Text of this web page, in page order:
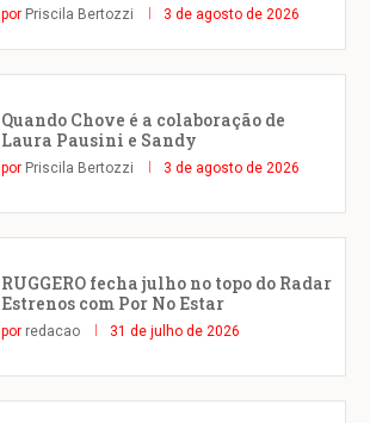
por Priscila Bertozzi 3 de agosto de 2026
Quando Chove é a colaboração de
Laura Pausini e Sandy
por Priscila Bertozzi 3 de agosto de 2026
RUGGERO fecha julho no topo do Radar
Estrenos com Por No Estar
por redacao 31 de julho de 2026